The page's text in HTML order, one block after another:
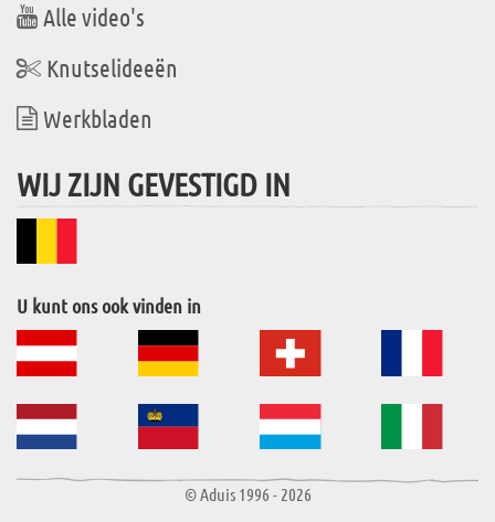
Alle video's
Knutselideeën
Werkbladen
WIJ ZIJN GEVESTIGD IN
U kunt ons ook vinden in
© Aduis 1996 - 2026